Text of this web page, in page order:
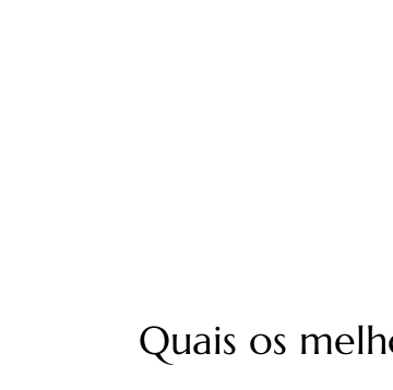
Quais os